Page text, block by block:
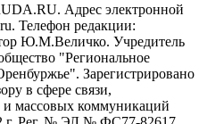
Адрес электронной
Телефон редакции:
Ю.М.Величко. Учредитель
"Региональное
Зарегистрировано
в сфере связи,
массовых коммуникаций